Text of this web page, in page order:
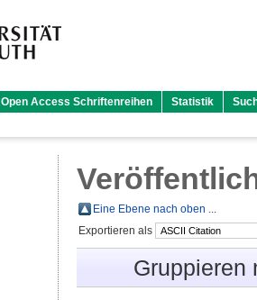
Open Access Schriftenreihen Statistik
Eine Ebene nach oben ...
Exportieren als